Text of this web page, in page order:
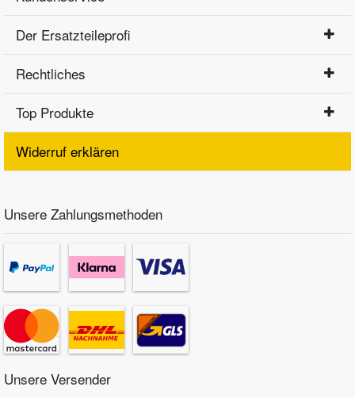
Der Ersatzteileprofi
Rechtliches
Top Produkte
Widerruf erklären
Unsere Zahlungsmethoden
Unsere Versender